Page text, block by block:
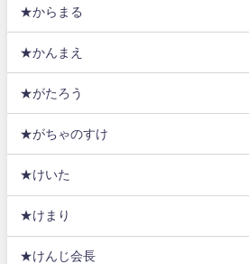
★からまる
★かんまえ
★がたろう
★がちゃのすけ
★けいた
★けまり
★けんじ会長